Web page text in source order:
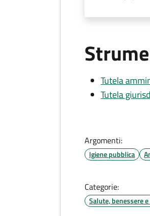
Tutela
Tutela
Argomenti:
Igiene pubblica
Categorie:
Salute, benessere